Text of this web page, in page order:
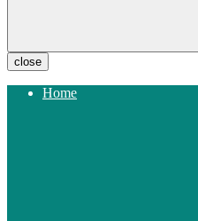
close
Home